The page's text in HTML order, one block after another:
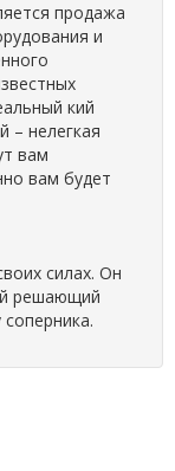
продажа
и
кий
– нелегкая
вам
вам будет
силах. Он
решающий